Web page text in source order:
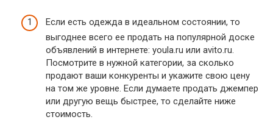
Если есть одежда в идеальном состоянии, то
выгоднее всего ее продать на популярной доске
объявлений в интернете: youla.ru или avito.ru.
Посмотрите в нужной категории, за сколько
продают ваши конкуренты и укажите свою цену
на том же уровне. Если думаете продать джемпер
или другую вещь быстрее, то сделайте ниже
стоимость.